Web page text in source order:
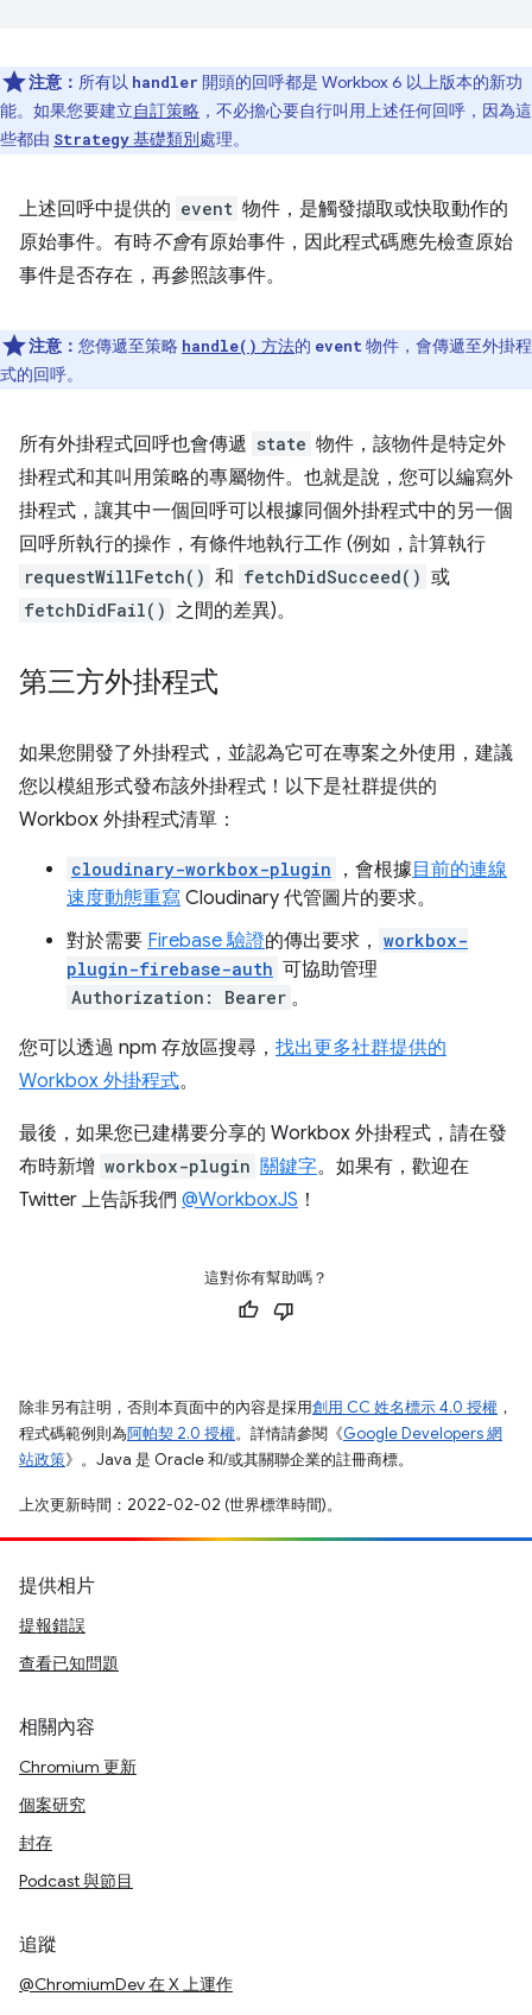
注意： 所有以 handler 開頭的回呼都是 Workbox 6 以上版本的新功
能。如果您要建立自訂策略 ，不必擔心要自行叫用上述任何回呼，因為這
些都由 Strategy基礎類別處理。
上述回呼中提供的 event 物件，是觸發擷取或快取動作的
原始事件。有時不會有原始事件，因此程式碼應先檢查原始
事件是否存在，再參照該事件。
注意： 您傳遞至策略 handle() 方法的 event 物件，會傳遞至外掛程
式的回呼。
所有外掛程式回呼也會傳遞 state 物件，該物件是特定外
掛程式和其叫用策略的專屬物件。也就是說，您可以編寫外
掛程式，讓其中一個回呼可以根據同個外掛程式中的另一個
回呼所執行的操作，有條件地執行工作 (例如，計算執行
requestWillFetch() 和 fetchDidSucceed() 或
fetchDidFail() 之間的差異)。
第三方外掛程式
如果您開發了外掛程式，並認為它可在專案之外使用，建議
您以模組形式發布該外掛程式！以下是社群提供的
Workbox 外掛程式清單：
cloudinary-workbox-plugin ，會根據 目前的連線
速度動態重寫 Cloudinary 代管圖片的要求。
對於需要 Firebase 驗證的傳出要求， workbox-
plugin-firebase-auth 可協助管理
Authorization: Bearer 。
您可以透過 npm 存放區搜尋， 找出更多社群提供的
Workbox 外掛程式。
最後，如果您已建構要分享的 Workbox 外掛程式，請在發
布時新增 workbox-plugin 關鍵字。如果有，歡迎在
Twitter 上告訴我們 @WorkboxJS ！
這對你有幫助嗎？
除非另有註明，否則本頁面中的內容是採用創用 CC 姓名標示 4.0 授權 ，
程式碼範例則為阿帕契 2.0 授權。詳情請參閱《Google Developers 網
站政策》。Java 是 Oracle 和/或其關聯企業的註冊商標。
上次更新時間：2022-02-02 (世界標準時間)。
提供相片
提報錯誤
查看已知問題
相關內容
Chromium 更新
個案研究
封存
Podcast 與節目
追蹤
@ChromiumDev 在 X 上運作